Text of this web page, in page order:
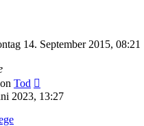
14. September 2015, 08:21
Tod
2023, 13:27